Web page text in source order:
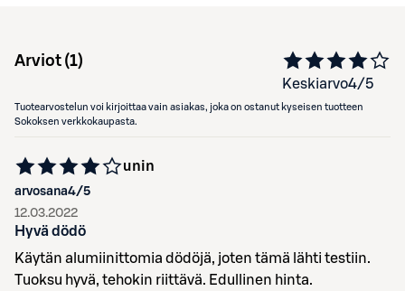
Arviot (1)
Keskiarvo4/5
Tuotearvostelun voi kirjoittaa vain asiakas, joka on ostanut kyseisen tuotteen
Sokoksen verkkokaupasta.
arvosana4/5
unin
12.03.2022
Hyvä dödö
Käytän alumiinittomia dödöjä, joten tämä lähti testiin.
Tuoksu hyvä, tehokin riittävä. Edullinen hinta.